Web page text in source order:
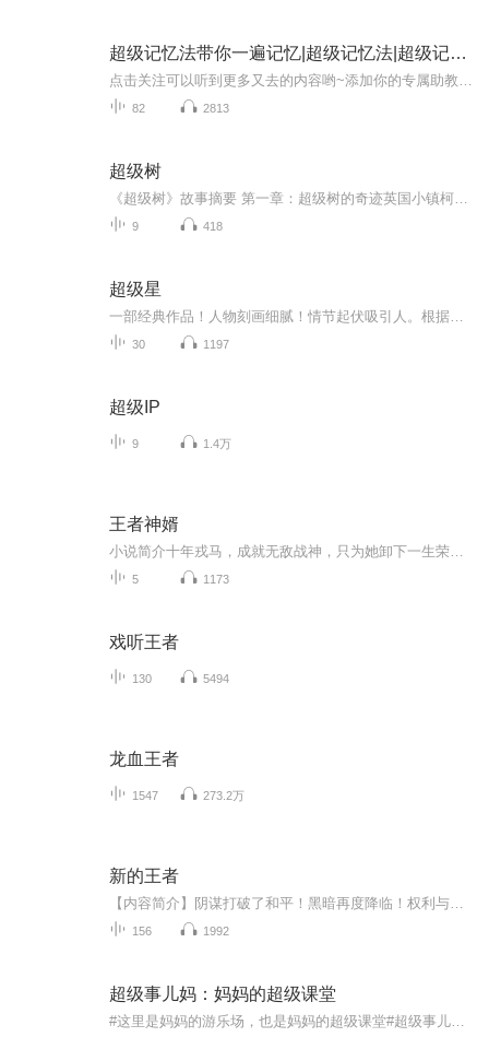
超级记忆法带你一遍记忆|超级记忆法|超级记忆术
82 2813
超级树
9 418
超级星
30 1197
超级IP
9 1.4万
王者神婿
5 1173
戏听王者
130 5494
龙血王者
1547 273.2万
新的王者
156 1992
超级事儿妈：妈妈的超级课堂